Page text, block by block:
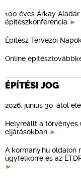
100 éves Árkay
építészkonferencia
Építész Tervezői
Online
ÉPÍTÉSI JOG
2026. június 30-ától
Helyreállt a
eljárásokban
A kormany.hu oldalon
ügyfélkörre és az